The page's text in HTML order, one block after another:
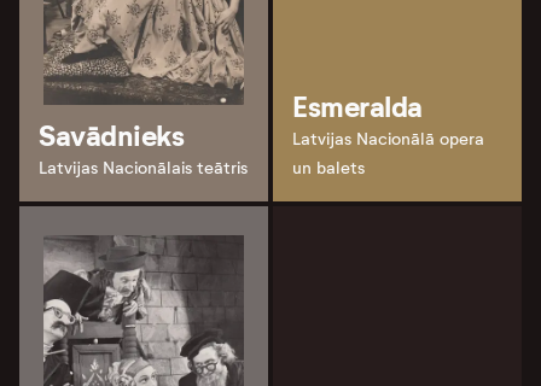
Savādnieks
Latvijas Nacionālais teātris
Esmeralda
Latvijas Nacionālā opera
un balets